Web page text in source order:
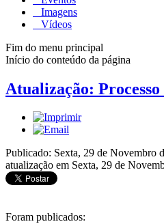
Imagens
Vídeos
Fim do menu principal
Início do conteúdo da página
Atualização:
Publicado: Sexta, 29 de Novembro
atualização em Sexta, 29 de
Foram publicados: